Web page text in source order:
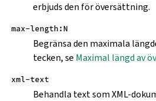
erbjuds den för översättning.
max-length:N
Begränsa den maximala
tecken, se Maximal längd av
xml-text
Behandla text som XML-